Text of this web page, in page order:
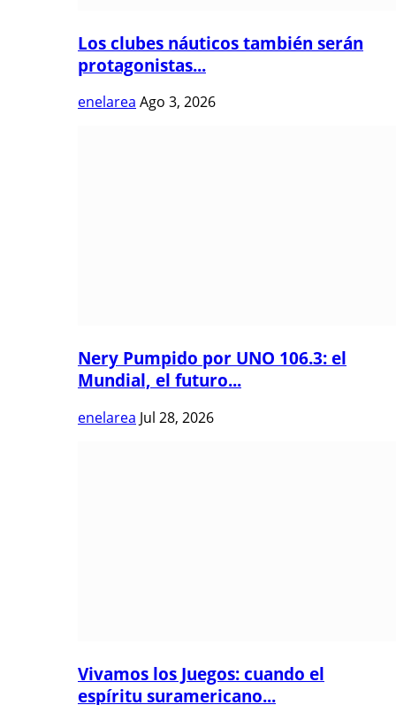
Los clubes náuticos también serán
protagonistas...
enelarea Ago 3, 2026
Nery Pumpido por UNO 106.3: el
Mundial, el futuro...
enelarea Jul 28, 2026
Vivamos los Juegos: cuando el
espíritu suramericano...